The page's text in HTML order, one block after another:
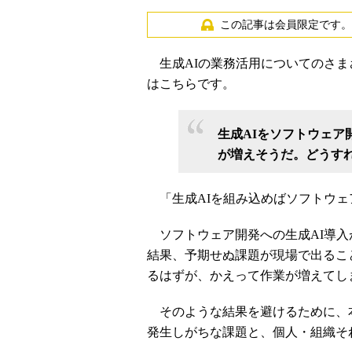
この記事は会員限定です。
生成AIの業務活用についてのさま
はこちらです。
生成AIをソフトウェア
が増えそうだ。どうす
「生成AIを組み込めばソフトウェ
ソフトウェア開発への生成AI導入
結果、予期せぬ課題が現場で出る
るはずが、かえって作業が増えて
そのような結果を避けるために、
発生しがちな課題と、個人・組織